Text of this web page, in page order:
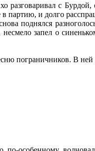
с
партию, и долго
поднялся
несмело запел о
пограничников. В ней